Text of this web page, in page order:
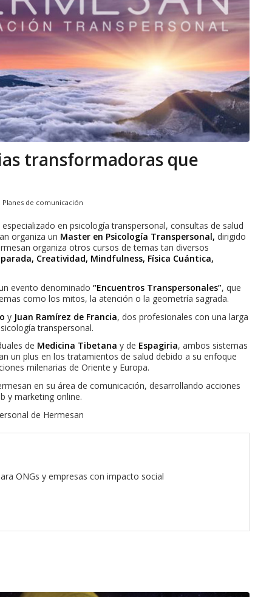
transformadoras que
Planes de comunicación
en psicología transpersonal, consultas de salud
organiza un Master en Psicología Transpersonal, dirigido
organiza otros cursos de temas tan diversos
Creatividad, Mindfulness, Física Cuántica,
evento denominado “Encuentros Transpersonales”, que
como los mitos, la atención o la geometría sagrada.
y Juan Ramírez de Francia, dos profesionales con una larga
transpersonal.
de Medicina Tibetana y de Espagiria, ambos sistemas
un plus en los tratamientos de salud debido a su enfoque
milenarias de Oriente y Europa.
en su área de comunicación, desarrollando acciones
y marketing online.
de Hermesan
ONGs y empresas con impacto social